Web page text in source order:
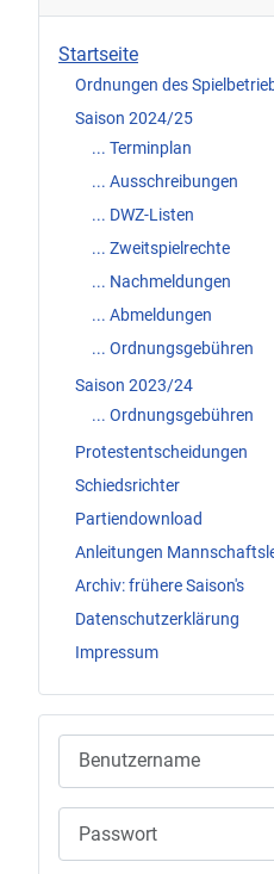
Startseite
Ordnungen des
Saison 2024/25
... Terminplan
... Ausschreibungen
... DWZ-Listen
... Zweitspielrechte
... Nachmeldungen
... Abmeldungen
... Ordnungsgebühren
Saison 2023/24
... Ordnungsgebühren
Protestentscheidungen
Schiedsrichter
Partiendownload
Anleitungen
Archiv: frühere Saison's
Datenschutzerklärung
Impressum
Benutzername